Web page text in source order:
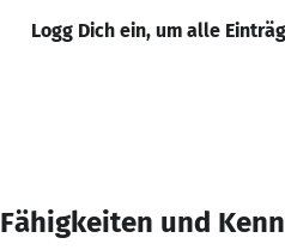
Logg Dich ein, um alle
Fähigkeiten und